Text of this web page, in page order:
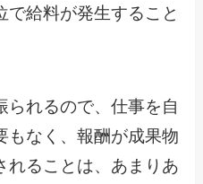
で給料が発生すること
られるので、仕事を自
もなく、報酬が成果物
れることは、あまりあ